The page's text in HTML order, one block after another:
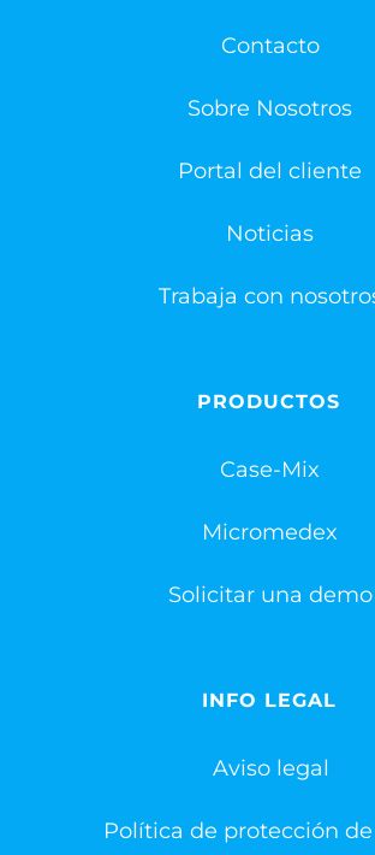
Contacto
Sobre Nosotros
Portal del cliente
Noticias
Trabaja con
PRODUCTOS
Case-Mix
Micromedex
Solicitar una demo
INFO LEGAL
Aviso legal
Política de protección